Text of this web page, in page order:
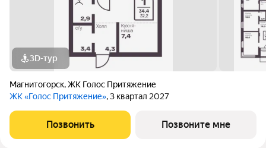
3D-тур
Магнитогорск,ЖК Голос Притяжение
ЖК «Голос Притяжение», 3 квартал 2027
Позвонить Позвоните мне